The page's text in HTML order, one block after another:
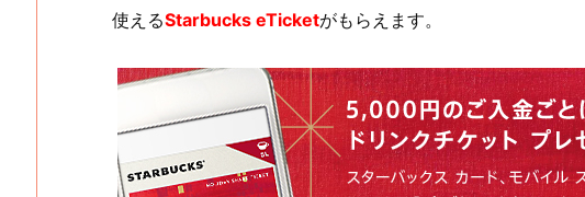
使えるStarbucks eTicketがもらえます。